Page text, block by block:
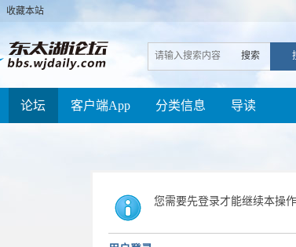
收藏本站
搜索
论坛 客户端App 分类信息 导读
您需要先登录才能继续本操作